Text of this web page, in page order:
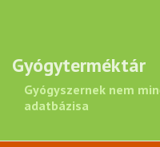
Gyógyterméktár
Gyógyszernek nem
adatbázisa